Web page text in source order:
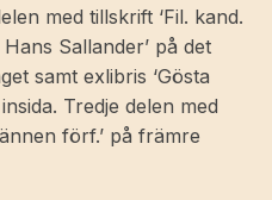
med tillskrift ‘Fil. kand.
Sallander’ på det
samt exlibris ‘Gösta
Tredje delen med
förf.’ på främre